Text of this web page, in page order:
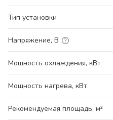
Тип установки
Напряжение, В
Мощность охлаждения, кВт
Мощность нагрева, кВт
Рекомендуемая площадь, м²